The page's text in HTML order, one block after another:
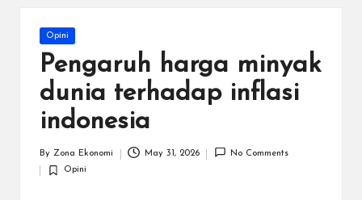
Posted
in
Opini
Pengaruh harga minyak
dunia terhadap inflasi
indonesia
by
By Zona Ekonomi May 31, 2026 No Comments
Posted
Opini